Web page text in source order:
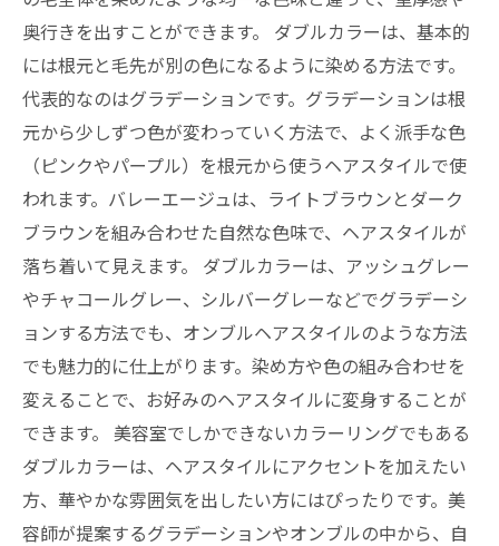
奥行きを出すことができます。 ダブルカラーは、基本的
には根元と毛先が別の色になるように染める方法です。
代表的なのはグラデーションです。グラデーションは根
元から少しずつ色が変わっていく方法で、よく派手な色
（ピンクやパープル）を根元から使うヘアスタイルで使
われます。バレーエージュは、ライトブラウンとダーク
ブラウンを組み合わせた自然な色味で、ヘアスタイルが
落ち着いて見えます。 ダブルカラーは、アッシュグレー
やチャコールグレー、シルバーグレーなどでグラデーシ
ョンする方法でも、オンブルヘアスタイルのような方法
でも魅力的に仕上がります。染め方や色の組み合わせを
変えることで、お好みのヘアスタイルに変身することが
できます。 美容室でしかできないカラーリングでもある
ダブルカラーは、ヘアスタイルにアクセントを加えたい
方、華やかな雰囲気を出したい方にはぴったりです。美
容師が提案するグラデーションやオンブルの中から、自